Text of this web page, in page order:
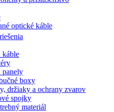
optické káble
​ riešenia
káble
panely
boxy
držiaky a ochrany zvarov
spojky
materiál